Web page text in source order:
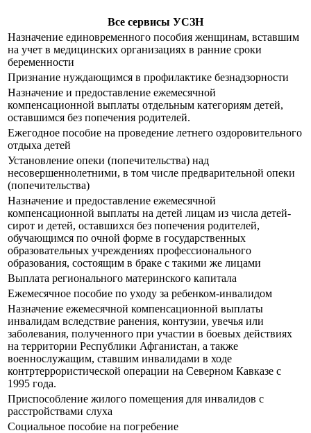
Все сервисы УСЗН
Назначение единовременного пособия женщинам, вставшим
на учет в медицинских организациях в ранние сроки
беременности
Признание нуждающимся в профилактике безнадзорности
Назначение и предоставление ежемесячной
компенсационной выплаты отдельным категориям детей,
оставшимся без попечения родителей.
Ежегодное пособие на проведение летнего оздоровительного
отдыха детей
Установление опеки (попечительства) над
несовершеннолетними, в том числе предварительной опеки
(попечительства)
Назначение и предоставление ежемесячной
компенсационной выплаты на детей лицам из числа детей-
сирот и детей, оставшихся без попечения родителей,
обучающимся по очной форме в государственных
образовательных учреждениях профессионального
образования, состоящим в браке с такими же лицами
Выплата регионального материнского капитала
Ежемесячное пособие по уходу за ребенком-инвалидом
Назначение ежемесячной компенсационной выплаты
инвалидам вследствие ранения, контузии, увечья или
заболевания, полученного при участии в боевых действиях
на территории Республики Афганистан, а также
военнослужащим, ставшим инвалидами в ходе
контртеррористической операции на Северном Кавказе с
1995 года.
Приспособление жилого помещения для инвалидов с
расстройствами слуха
Социальное пособие на погребение